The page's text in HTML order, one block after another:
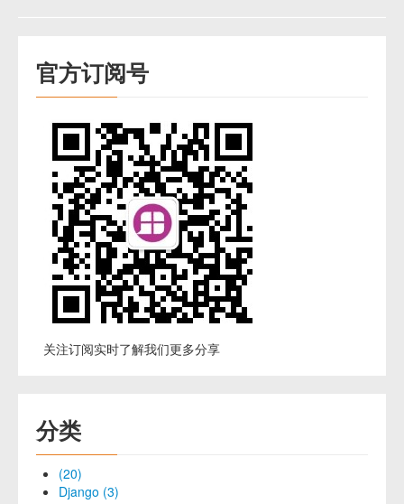
官方订阅号
关注订阅实时了解我们更多分享
分类
(20)
Django (3)